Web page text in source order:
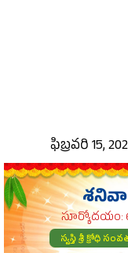
ఫిబ్రవరి 15,
సూర్యోదయం:
స్వస్తి శ్రీ క్రోధి